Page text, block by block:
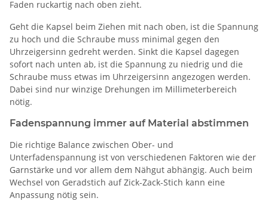
Faden ruckartig nach oben zieht.
Geht die Kapsel beim Ziehen mit nach oben, ist die Spannung
zu hoch und die Schraube muss minimal gegen den
Uhrzeigersinn gedreht werden. Sinkt die Kapsel dagegen
sofort nach unten ab, ist die Spannung zu niedrig und die
Schraube muss etwas im Uhrzeigersinn angezogen werden.
Dabei sind nur winzige Drehungen im Millimeterbereich
nötig.
Fadenspannung immer auf Material abstimmen
Die richtige Balance zwischen Ober- und
Unterfadenspannung ist von verschiedenen Faktoren wie der
Garnstärke und vor allem dem Nähgut abhängig. Auch beim
Wechsel von Geradstich auf Zick-Zack-Stich kann eine
Anpassung nötig sein.